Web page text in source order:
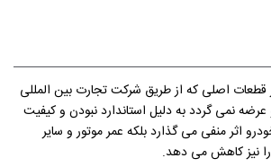
قطعات اصلی كه از طریق شركت تجارت بین المللی
نمی گردد به دلیل استاندارد نبودن و كیفیت
اثر منفی می گذارد بلكه عمر موتور و سایر
نیز كاهش می دهد.